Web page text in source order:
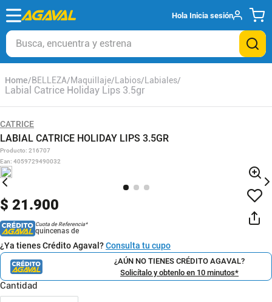
Hola Inicia sesión
Busca, encuentra y estrena
BELLEZA Maquillaje Labios Labiales
Labial Catrice Holiday Lips 3.5gr
CATRICE
LABIAL CATRICE HOLIDAY LIPS 3.5GR
Producto: 216707
Ean: 4059729490032
$ 21.900
Cuota de Referencia*
quincenas de
¿Ya tienes Crédito Agaval?Consulta tu cupo
¿AÚN NO TIENES CRÉDITO AGAVAL?
Solicítalo y obtenlo en 10 minutos*
Cantidad